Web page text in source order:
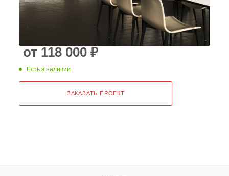
от 118 000 ₽
Есть в наличии
ЗАКАЗАТЬ ПРОЕКТ